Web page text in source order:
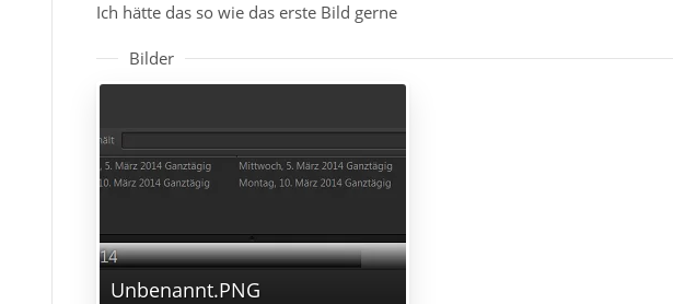
Ich hätte das so wie das erste Bild gerne
Bilder
Unbenannt.PNG